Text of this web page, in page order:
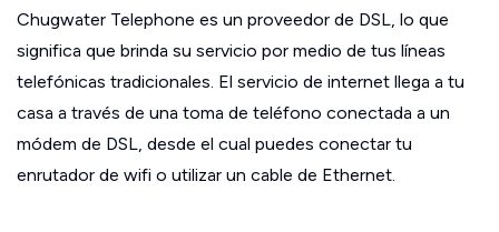
Chugwater Telephone es un proveedor de DSL, lo que
significa que brinda su servicio por medio de tus líneas
telefónicas tradicionales. El servicio de internet llega a tu
casa a través de una toma de teléfono conectada a un
módem de DSL, desde el cual puedes conectar tu
enrutador de wifi o utilizar un cable de Ethernet.